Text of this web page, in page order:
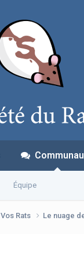
Équipe
Vos Rats Le nuage